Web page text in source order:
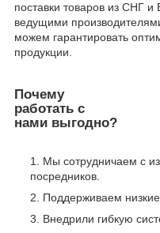
поставки товаров из СНГ
ведущими
можем гарантировать
продукции.
Почему
работать с
нами выгодно?
Мы сотрудничаем с
посредников.
Поддерживаем
Внедрили гибкую